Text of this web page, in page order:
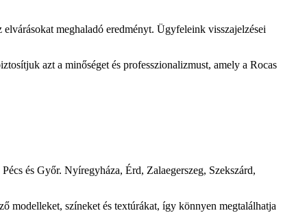
meghaladó eredményt. Ügyfeleink visszajelzései
azt a minőséget és professzionalizmust, amely a Rocas
és Győr. Nyíregyháza, Érd, Zalaegerszeg, Szekszárd,
modelleket, színeket és textúrákat, így könnyen megtalálhatja